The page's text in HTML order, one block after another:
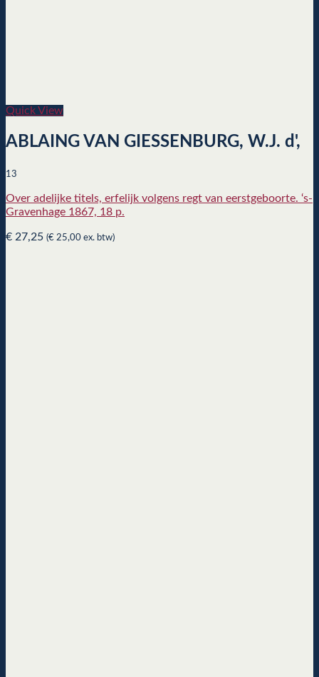
Quick View
ABLAING VAN GIESSENBURG, W.J. d',
13
Over adelijke titels, erfelijk volgens regt van eerstgeboorte. ‘s-
Gravenhage 1867, 18 p.
€ 27,25 (€ 25,00 ex. btw)